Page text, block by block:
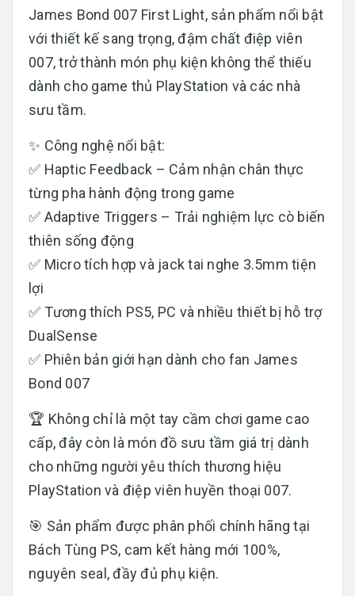
James Bond 007 First Light, sản phẩm nổi bật
với thiết kế sang trọng, đậm chất điệp viên
007, trở thành món phụ kiện không thể thiếu
dành cho game thủ PlayStation và các nhà
sưu tầm.
✨ Công nghệ nổi bật:
✅ Haptic Feedback – Cảm nhận chân thực
từng pha hành động trong game
✅ Adaptive Triggers – Trải nghiệm lực cò biến
thiên sống động
✅ Micro tích hợp và jack tai nghe 3.5mm tiện
lợi
✅ Tương thích PS5, PC và nhiều thiết bị hỗ trợ
DualSense
✅ Phiên bản giới hạn dành cho fan James
Bond 007
🏆 Không chỉ là một tay cầm chơi game cao
cấp, đây còn là món đồ sưu tầm giá trị dành
cho những người yêu thích thương hiệu
PlayStation và điệp viên huyền thoại 007.
🎯 Sản phẩm được phân phối chính hãng tại
Bách Tùng PS, cam kết hàng mới 100%,
nguyên seal, đầy đủ phụ kiện.